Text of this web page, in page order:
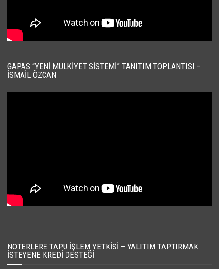
GAPAS “YENI MÜLKIYET SISTEMI” TANITIM TOPLANTISI –
İSMAIL ÖZCAN
NOTERLERE TAPU İŞLEM YETKISI – YALITIM TAPTIRMAK
İSTEYENE KREDI DESTEĞI